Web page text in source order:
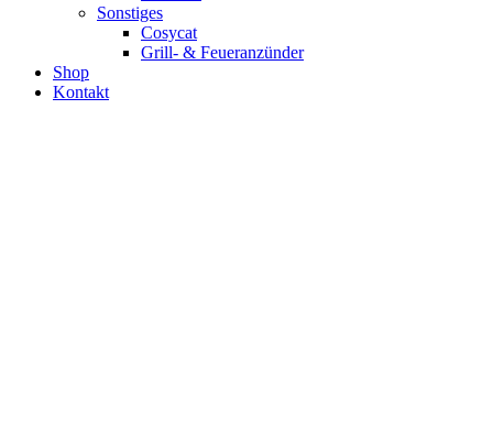
Sonstiges
Cosycat
Grill- & Feueranzünder
Shop
Kontakt